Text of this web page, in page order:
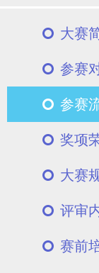
大赛
参赛
参赛
奖项
大赛
评审
赛前